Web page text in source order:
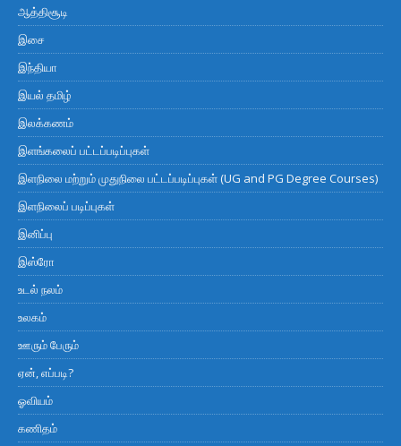
ஆத்திசூடி
இசை
இந்தியா
இயல் தமிழ்
இலக்கணம்
இளங்கலைப் பட்டப்படிப்புகள்
இளநிலை மற்றும் முதுநிலை பட்டப்படிப்புகள் (UG and PG Degree Courses)
இளநிலைப் படிப்புகள்
இனிப்பு
இஸ்ரோ
உடல் நலம்
உலகம்
ஊரும் பேரும்
ஏன், எப்படி?
ஓவியம்
கணிதம்